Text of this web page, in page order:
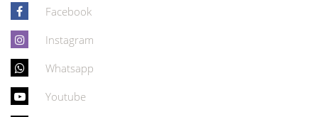
Facebook
Instagram
Whatsapp
Youtube